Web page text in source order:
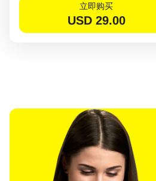
立即购买
USD 29.00